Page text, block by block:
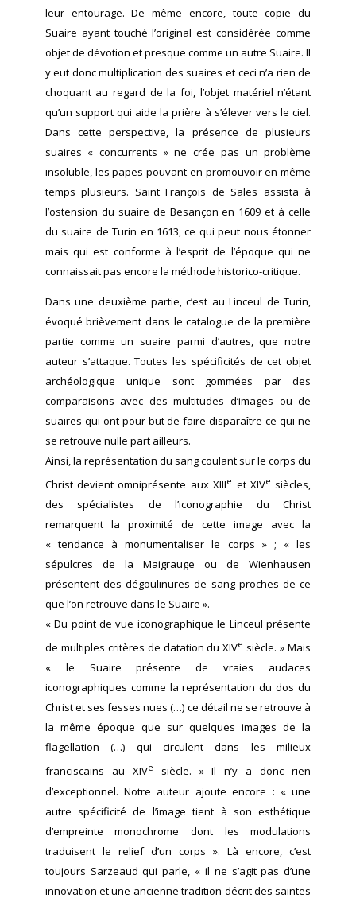
leur entourage. De même encore, toute copie du
Suaire ayant touché l’original est considérée comme
objet de dévotion et presque comme un autre Suaire. Il
y eut donc multiplication des suaires et ceci n’a rien de
choquant au regard de la foi, l’objet matériel n’étant
qu’un support qui aide la prière à s’élever vers le ciel.
Dans cette perspective, la présence de plusieurs
suaires « concurrents » ne crée pas un problème
insoluble, les papes pouvant en promouvoir en même
temps plusieurs. Saint François de Sales assista à
l’ostension du suaire de Besançon en 1609 et à celle
du suaire de Turin en 1613, ce qui peut nous étonner
mais qui est conforme à l’esprit de l’époque qui ne
connaissait pas encore la méthode historico-critique.
Dans une deuxième partie, c’est au Linceul de Turin,
évoqué brièvement dans le catalogue de la première
partie comme un suaire parmi d’autres, que notre
auteur s’attaque. Toutes les spécificités de cet objet
archéologique unique sont gommées par des
comparaisons avec des multitudes d’images ou de
suaires qui ont pour but de faire disparaître ce qui ne
se retrouve nulle part ailleurs.
Ainsi, la représentation du sang coulant sur le corps du
Christ devient omniprésente aux XIIIe et XIVe siècles,
des spécialistes de l’iconographie du Christ
remarquent la proximité de cette image avec la
« tendance à monumentaliser le corps » ; « les
sépulcres de la Maigrauge ou de Wienhausen
présentent des dégoulinures de sang proches de ce
que l’on retrouve dans le Suaire ».
« Du point de vue iconographique le Linceul présente
de multiples critères de datation du XIVe siècle. » Mais
« le Suaire présente de vraies audaces
iconographiques comme la représentation du dos du
Christ et ses fesses nues (…) ce détail ne se retrouve à
la même époque que sur quelques images de la
flagellation (…) qui circulent dans les milieux
franciscains au XIVe
siècle. » Il n’y a donc rien
d’exceptionnel. Notre auteur ajoute encore : « une
autre spécificité de l’image tient à son esthétique
d’empreinte monochrome dont les modulations
traduisent le relief d’un corps ». Là encore, c’est
toujours Sarzeaud qui parle, « il ne s’agit pas d’une
innovation et une ancienne tradition décrit des saintes